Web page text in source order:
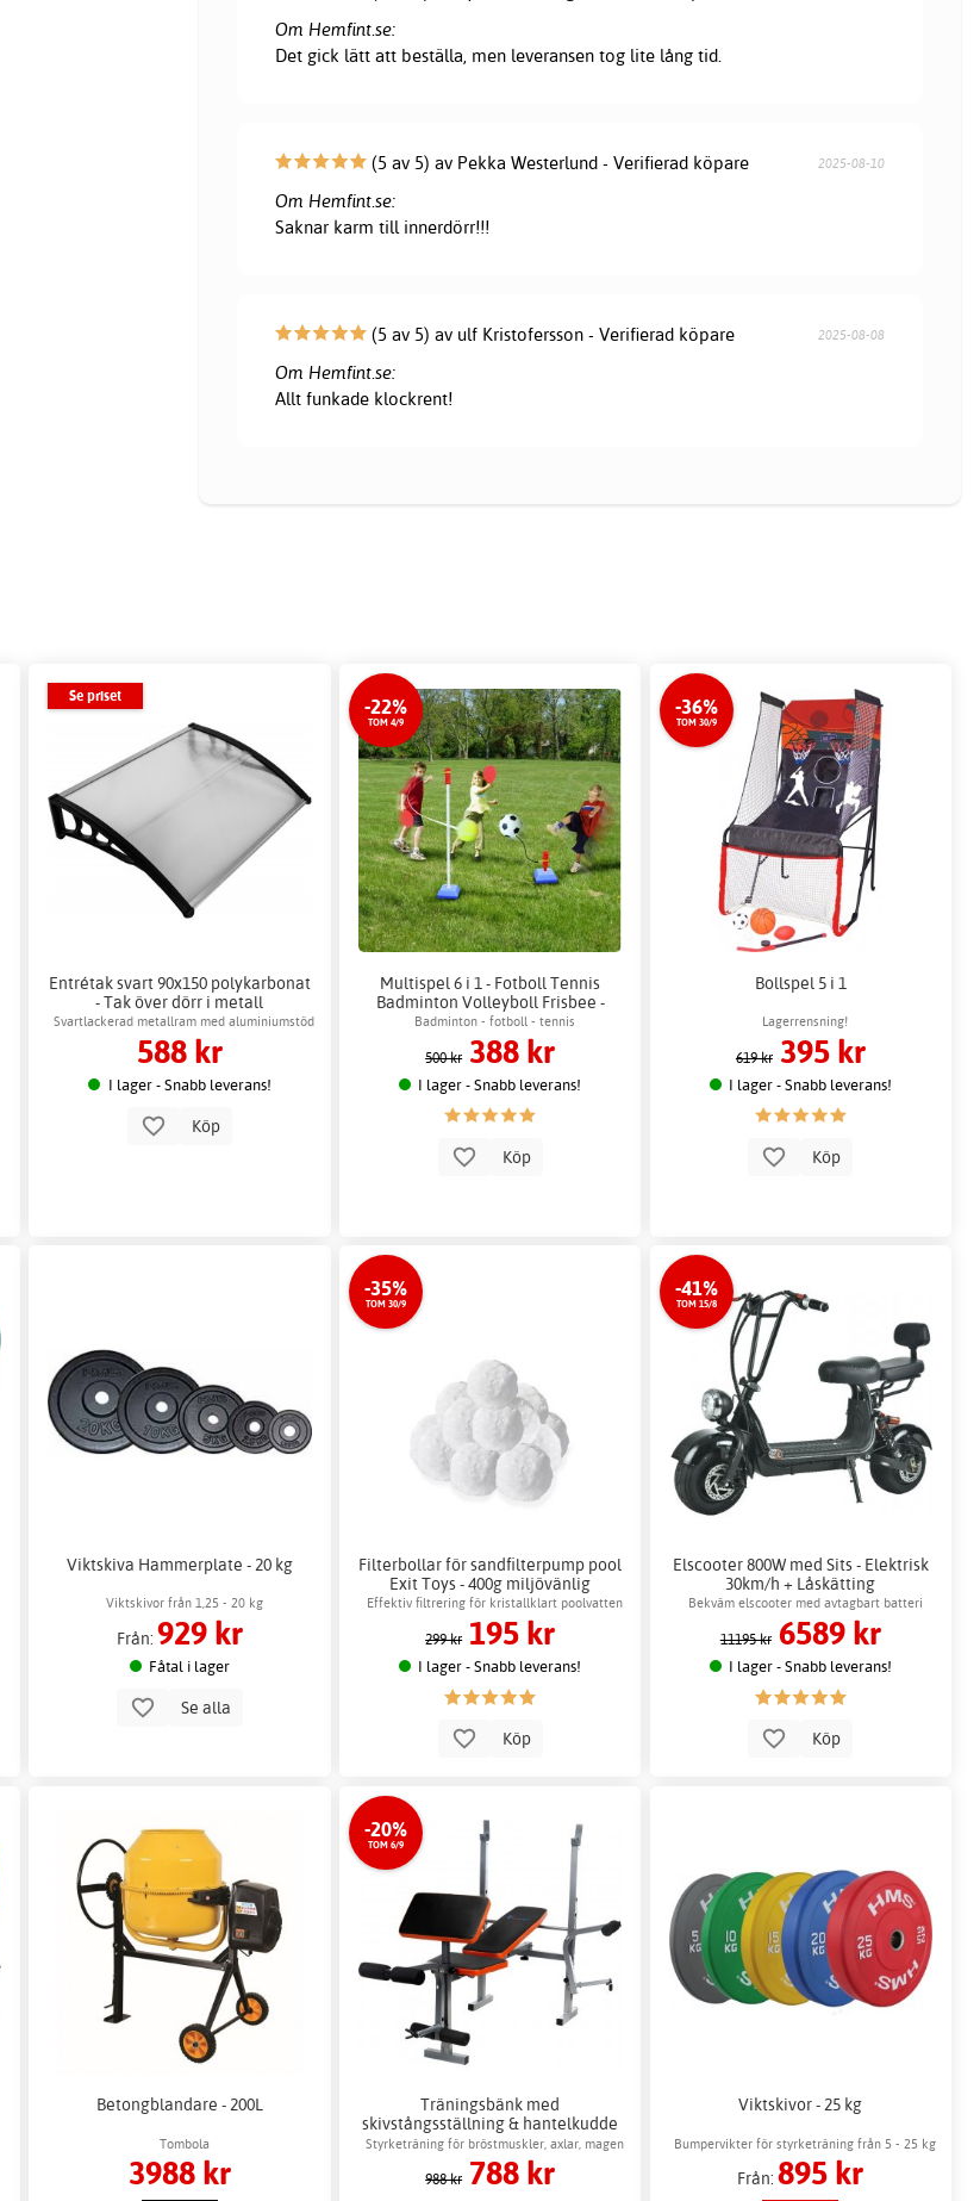
Om Hemfint.se:
Det gick lätt att beställa, men leveransen tog lite lång tid.
(5 av 5) av Pekka Westerlund - Verifierad köpare 2025-08-10
Om Hemfint.se:
Saknar karm till innerdörr!!!
(5 av 5) av ulf Kristofersson - Verifierad köpare 2025-08-08
Om Hemfint.se:
Allt funkade klockrent!
Se priset
Entrétak svart 90x150 polykarbonat
- Tak över dörr i metall
Svartlackerad metallram med aluminiumstöd
588 kr
I lager - Snabb leverans!
Köp
-22%
TOM 4/9
Multispel 6 i 1 - Fotboll Tennis
Badminton Volleyboll Frisbee -
Bollnät 300x35 cm
Badminton - fotboll - tennis
500 kr 388 kr
I lager - Snabb leverans!
Köp
-36%
TOM 30/9
Bollspel 5 i 1
Lagerrensning!
619 kr 395 kr
I lager - Snabb leverans!
Köp
Viktskiva Hammerplate - 20 kg
Viktskivor från 1,25 - 20 kg
Från: 929 kr
Fåtal i lager
Se alla
-35%
TOM 30/9
Filterbollar för sandfilterpump pool
Exit Toys - 400g miljövänlig
Effektiv filtrering för kristallklart poolvatten
299 kr 195 kr
I lager - Snabb leverans!
Köp
-41%
TOM 15/8
Elscooter 800W med Sits - Elektrisk
30km/h + Låskätting
Bekväm elscooter med avtagbart batteri
11195 kr 6589 kr
I lager - Snabb leverans!
Köp
Betongblandare - 200L
Tombola
3988 kr
-20%
TOM 6/9
Träningsbänk med
skivstångsställning & hantelkudde
Styrketräning för bröstmuskler, axlar, magen
& armar
988 kr 788 kr
Viktskivor - 25 kg
Bumpervikter för styrketräning från 5 - 25 kg
Från:895 kr